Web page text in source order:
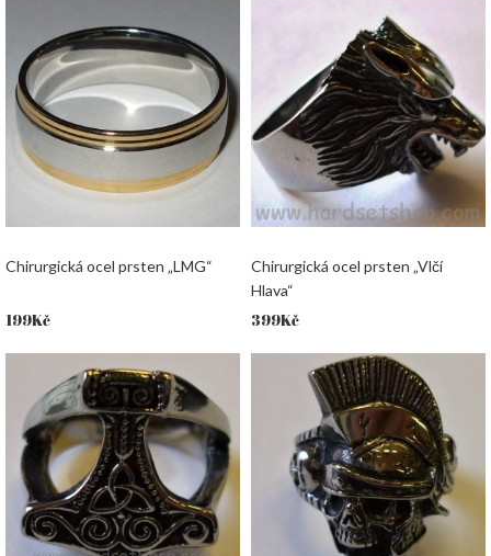
Chirurgická ocel prsten „LMG“
199Kč
Chirurgická ocel prsten „Vlčí
Hlava“
399Kč